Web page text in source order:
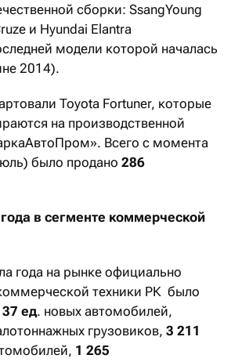
сборки: SsangYoung
и Hyundai Elantra
модели которой началась
2014).
Toyota Fortuner, которые
на производственной
Всего с момента
было продано 286
в сегменте коммерческой
года на рынке официально
техники РК было
ед. новых автомобилей,
грузовиков, 3 211
1 265